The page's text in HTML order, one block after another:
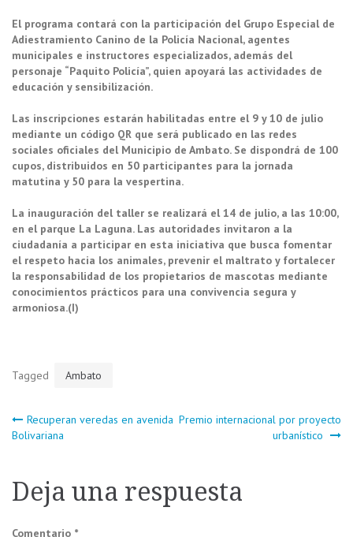
El programa contará con la participación del Grupo Especial de
Adiestramiento Canino de la Policía Nacional, agentes
municipales e instructores especializados, además del
personaje “Paquito Policía”, quien apoyará las actividades de
educación y sensibilización.
Las inscripciones estarán habilitadas entre el 9 y 10 de julio
mediante un código QR que será publicado en las redes
sociales oficiales del Municipio de Ambato. Se dispondrá de 100
cupos, distribuidos en 50 participantes para la jornada
matutina y 50 para la vespertina.
La inauguración del taller se realizará el 14 de julio, a las 10:00,
en el parque La Laguna. Las autoridades invitaron a la
ciudadanía a participar en esta iniciativa que busca fomentar
el respeto hacia los animales, prevenir el maltrato y fortalecer
la responsabilidad de los propietarios de mascotas mediante
conocimientos prácticos para una convivencia segura y
armoniosa.(I)
Tagged Ambato
Navegación
entradas
Recuperan veredas en avenida
Bolivariana
Premio internacional por proyecto
urbanístico
Deja una respuesta
Comentario *